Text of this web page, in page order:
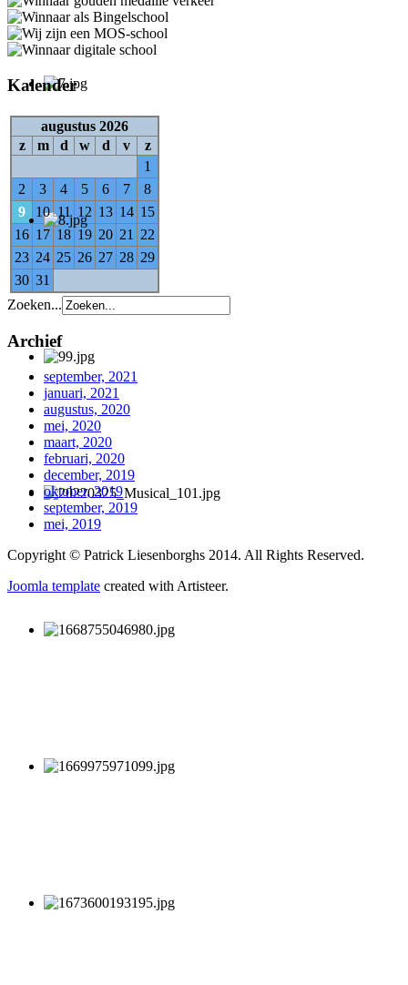
Kalender
augustus 2026
z
m d w d v
z
1
2
3 4 5 6 7
8
9
10 11 12 13 14 15
16 17 18 19 20 21
22
23 24 25 26 27 28 29
30 31
Zoeken...
Archief
september, 2021
januari, 2021
augustus, 2020
mei, 2020
maart, 2020
februari, 2020
december, 2019
oktober, 2019
september, 2019
mei, 2019
Copyright © Patrick Liesenborghs 2014. All Rights Reserved.
Joomla template created with Artisteer.